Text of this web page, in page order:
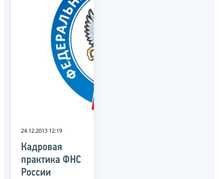
24.12.2013 12:19
Кадровая
практика ФНС
России